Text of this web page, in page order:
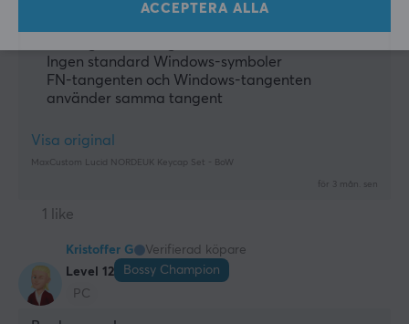
genomskinliga keycaps.
Ingen standard Windows-symboler
FN-tangenten och Windows-tangenten
använder samma tangent
Visa original
MaxCustom Lucid NORDEUK Keycap Set - BoW
för 3 mån. sen
1 like
Kristoffer G
Verifierad köpare
Level 12
Bossy Champion
PC
ACCEPTERA ALLA